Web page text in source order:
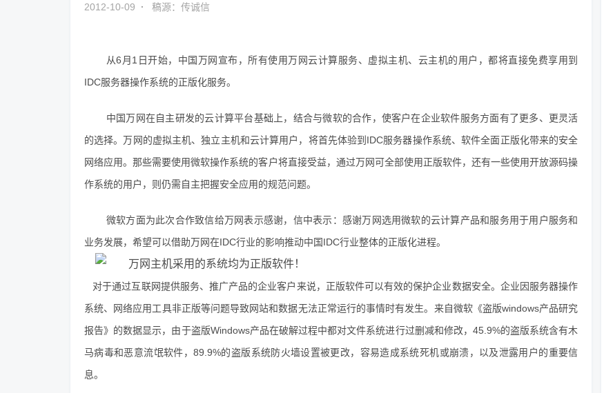
2012-10-09 · 稿源：传诚信
从6月1日开始，中国万网宣布，所有使用万网云计算服务、虚拟主机、云主机的用户，都将直接免费享用到
IDC服务器操作系统的正版化服务。
中国万网在自主研发的云计算平台基础上，结合与微软的合作，使客户在企业软件服务方面有了更多、更灵活
的选择。万网的虚拟主机、独立主机和云计算用户，将首先体验到IDC服务器操作系统、软件全面正版化带来的安全
网络应用。那些需要使用微软操作系统的客户将直接受益，通过万网可全部使用正版软件，还有一些使用开放源码操
作系统的用户，则仍需自主把握安全应用的规范问题。
微软方面为此次合作致信给万网表示感谢，信中表示：感谢万网选用微软的云计算产品和服务用于用户服务和
业务发展，希望可以借助万网在IDC行业的影响推动中国IDC行业整体的正版化进程。
对于通过互联网提供服务、推广产品的企业客户来说，正版软件可以有效的保护企业数据安全。企业因服务器操作
系统、网络应用工具非正版等问题导致网站和数据无法正常运行的事情时有发生。来自微软《盗版windows产品研究
报告》的数据显示，由于盗版Windows产品在破解过程中都对文件系统进行过删减和修改，45.9%的盗版系统含有木
马病毒和恶意流氓软件，89.9%的盗版系统防火墙设置被更改，容易造成系统死机或崩溃，以及泄露用户的重要信
息。